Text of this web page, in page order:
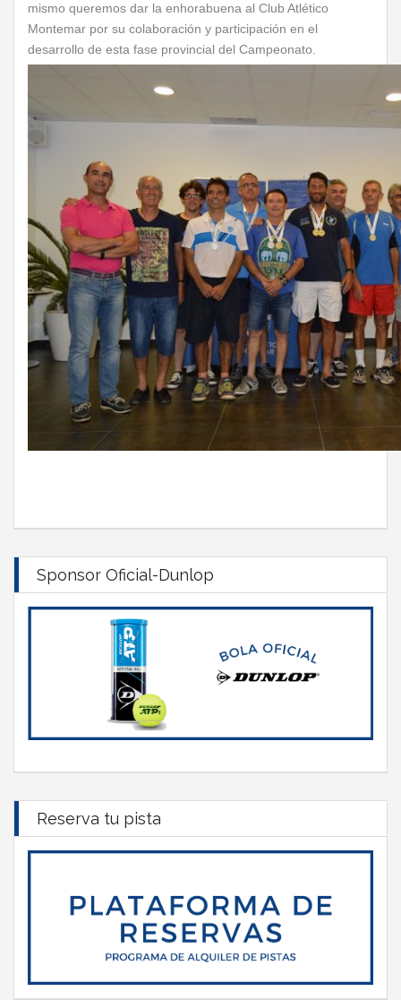
mismo queremos dar la enhorabuena al Club Atlético
Montemar por su colaboración y participación en el
desarrollo de esta fase provincial del Campeonato.
Sponsor Oficial-Dunlop
Reserva tu pista